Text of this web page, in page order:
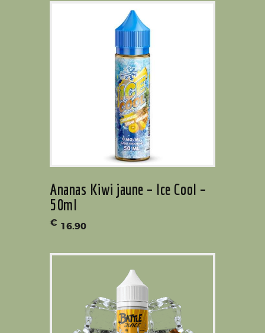
Ananas Kiwi jaune – Ice Cool –
50ml
€ 16.90